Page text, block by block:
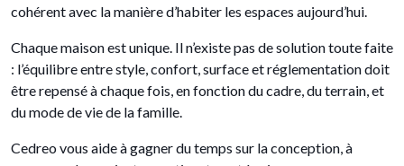
cohérent avec la manière d’habiter les espaces aujourd’hui.
Chaque maison est unique. Il n’existe pas de solution toute faite
: l’équilibre entre style, confort, surface et réglementation doit
être repensé à chaque fois, en fonction du cadre, du terrain, et
du mode de vie de la famille.
Cedreo vous aide à gagner du temps sur la conception, à